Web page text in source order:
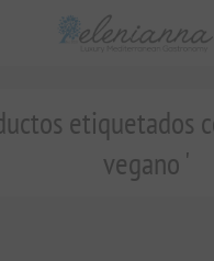
etiquetados
vegano '